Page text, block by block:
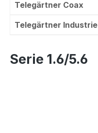
Telegärtner Coax
Telegärtner Industrie
Serie 1.6/5.6